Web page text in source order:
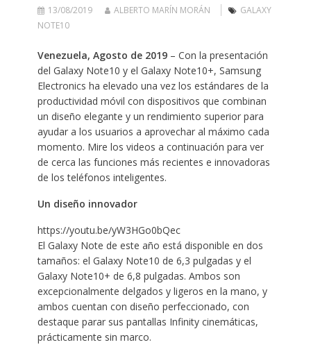
13/08/2019 ALBERTO MARÍN MORÁN
GALAXY
NOTE10
Venezuela, Agosto de 2019– Con la presentación
del Galaxy Note10 y el Galaxy Note10+, Samsung
Electronics ha elevado una vez los estándares de la
productividad móvil con dispositivos que combinan
un diseño elegante y un rendimiento superior para
ayudar a los usuarios a aprovechar al máximo cada
momento. Mire los videos a continuación para ver
de cerca las funciones más recientes e innovadoras
de los teléfonos inteligentes.
Un diseño innovador
https://youtu.be/yW3HGo0bQec
El Galaxy Note de este año está disponible en dos
tamaños: el Galaxy Note10 de 6,3 pulgadas y el
Galaxy Note10+ de 6,8 pulgadas. Ambos son
excepcionalmente delgados y ligeros en la mano, y
ambos cuentan con diseño perfeccionado, con
destaque parar sus pantallas Infinity cinemáticas,
prácticamente sin marco.